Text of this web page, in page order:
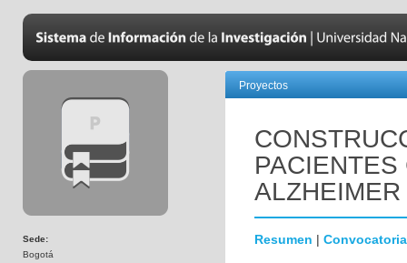
Sede:
Bogotá
Proyectos
ALZHEIMER
Resumen | Convocatoria